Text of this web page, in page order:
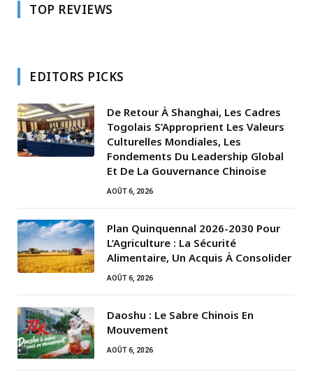
TOP REVIEWS
EDITORS PICKS
De Retour À Shanghai, Les Cadres
Togolais S’Approprient Les Valeurs
Culturelles Mondiales, Les
Fondements Du Leadership Global
Et De La Gouvernance Chinoise
AOÛT 6, 2026
Plan Quinquennal 2026-2030 Pour
L’Agriculture : La Sécurité
Alimentaire, Un Acquis À Consolider
AOÛT 6, 2026
Daoshu : Le Sabre Chinois En
Mouvement
AOÛT 6, 2026